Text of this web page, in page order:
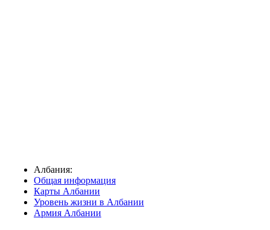
Албания:
Общая информация
Карты Албании
Уровень жизни в Албании
Армия Албании